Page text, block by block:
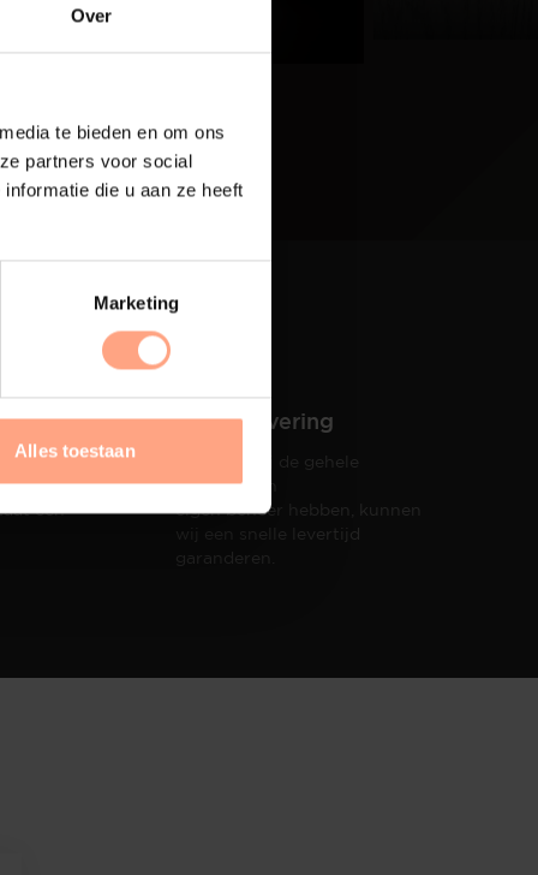
Over
te bieden en om ons
partners voor social
die u aan ze heeft
Marketing
Alles toestaan
tot
een
Snelle levering
Doordat wij de gehele
productie in
eigen beheer hebben, kunnen
wij een snelle levertijd
garanderen.